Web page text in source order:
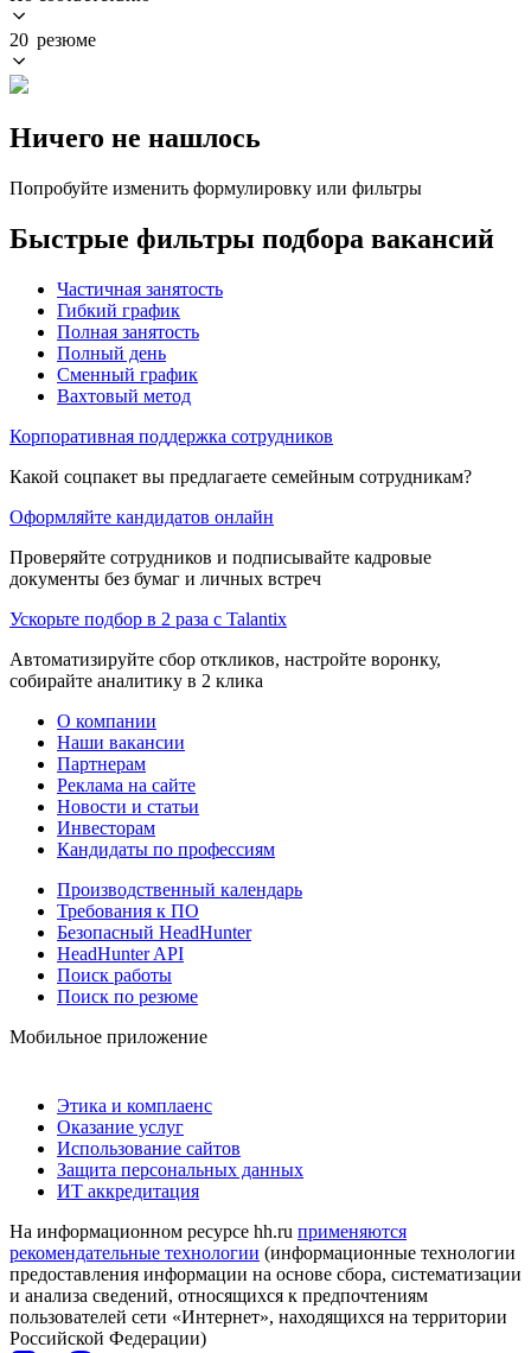
20 резюме
Ничего не нашлось
Попробуйте изменить формулировку или фильтры
Быстрые фильтры подбора вакансий
Частичная занятость
Гибкий график
Полная занятость
Полный день
Сменный график
Вахтовый метод
Корпоративная поддержка сотрудников
Какой соцпакет вы предлагаете семейным сотрудникам?
Оформляйте кандидатов онлайн
Проверяйте сотрудников и подписывайте кадровые
документы без бумаг и личных встреч
Ускорьте подбор в 2 раза с Talantix
Автоматизируйте сбор откликов, настройте воронку,
собирайте аналитику в 2 клика
О компании
Наши вакансии
Партнерам
Реклама на сайте
Новости и статьи
Инвесторам
Кандидаты по профессиям
Производственный календарь
Требования к ПО
Безопасный HeadHunter
HeadHunter API
Поиск работы
Поиск по резюме
Мобильное приложение
Этика и комплаенс
Оказание услуг
Использование сайтов
Защита персональных данных
ИТ аккредитация
На информационном ресурсе hh.ru применяются
рекомендательные технологии (информационные технологии
предоставления информации на основе сбора, систематизации
и анализа сведений, относящихся к предпочтениям
пользователей сети «Интернет», находящихся на территории
Российской Федерации)